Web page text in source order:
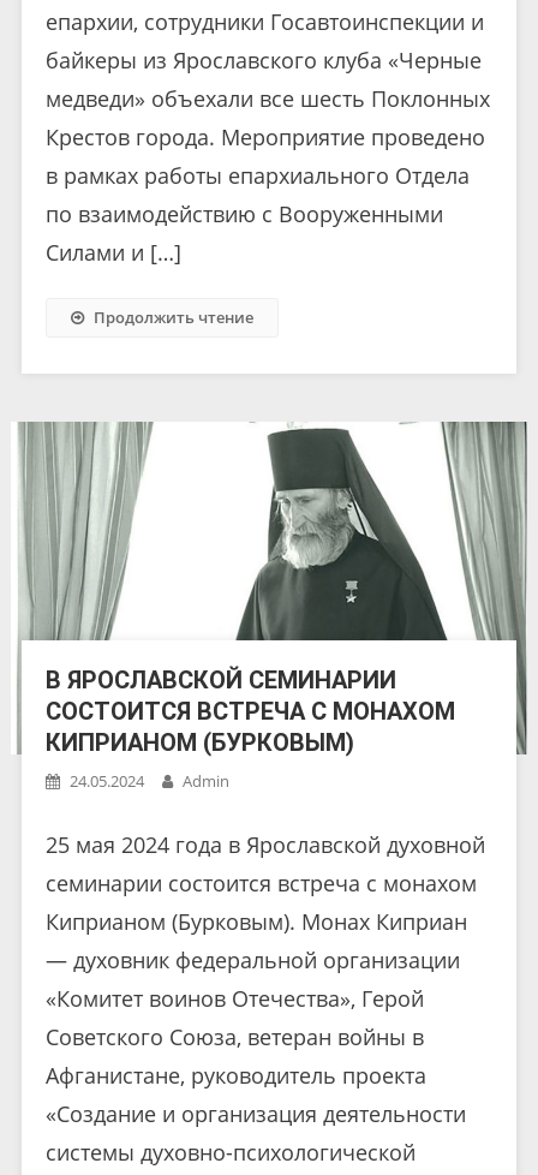
епархии, сотрудники Госавтоинспекции и
байкеры из Ярославского клуба «Черные
медведи» объехали все шесть Поклонных
Крестов города. Мероприятие проведено
в рамках работы епархиального Отдела
по взаимодействию с Вооруженными
Силами и […]
Продолжить чтение
В ЯРОСЛАВСКОЙ СЕМИНАРИИ
СОСТОИТСЯ ВСТРЕЧА С МОНАХОМ
КИПРИАНОМ (БУРКОВЫМ)
24.05.2024 Admin
25 мая 2024 года в Ярославской духовной
семинарии состоится встреча с монахом
Киприаном (Бурковым). Монах Киприан
— духовник федеральной организации
«Комитет воинов Отечества», Герой
Советского Союза, ветеран войны в
Афганистане, руководитель проекта
«Создание и организация деятельности
системы духовно-психологической